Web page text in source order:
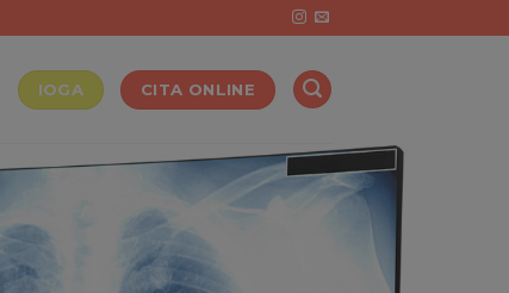
IOGA CITA ONLINE